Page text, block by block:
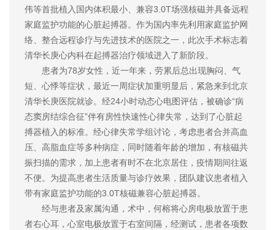
伟等首批植入国内体积最小、兼容3.0T场强核磁并具备远程
家庭监护功能的心脏起搏器。作为国内率先利用家庭监护网
络、整合远程诊疗与先进技术的医院之一，此次手术标志着
清华长庚心内科在起搏器治疗领域进入了新阶段。
患者为78岁女性，近一年来，劳累后总出现胸闷、气
短、心悸等症状，最近一周症状加重明显后，紧急来到北京
清华长庚医院就诊。经24小时动态心电图评估，被确诊“病
态窦房结综合征”伴有房性快速性心律失常，达到了心脏起
搏器植入的标准。经心律失常学组讨论，考虑患者合并高血
压、高脂血症等多种病症，同时随着年龄的增加，有核磁共
振扫描的需求，加上患者有时不在北京居住，疫情期间往返
不便。为提高患者生活质量与诊疗效果，团队建议患者植入
带有家庭监护功能的3.0T核磁兼容心脏起搏器。
经与患者及家属沟通，术中，何榕将心房电极放置于患
者右心耳，心室电极放置于右室间隔，经测试，患者各项数